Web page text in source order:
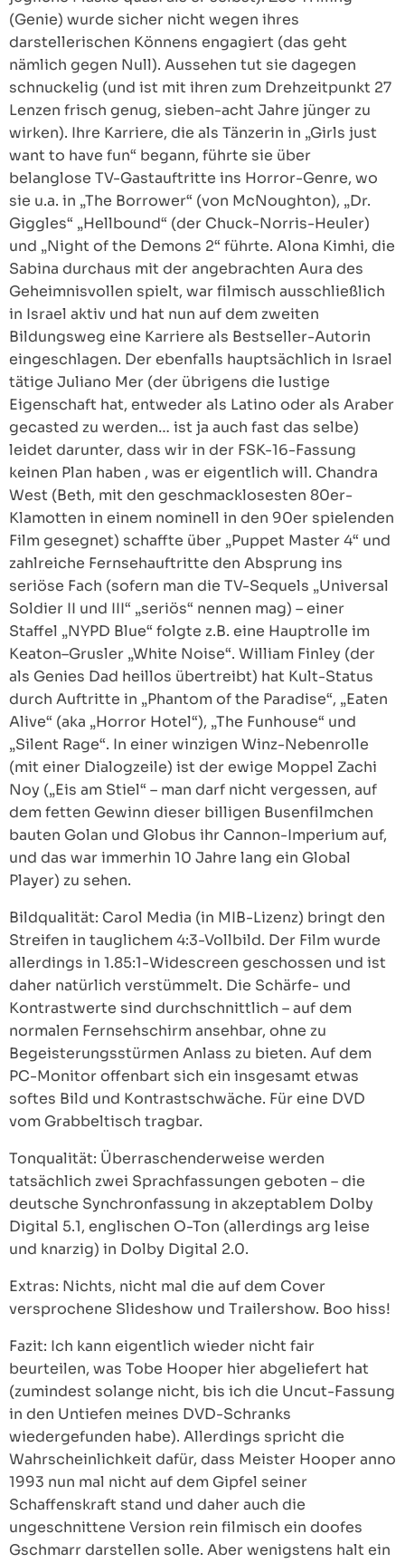
(Genie) wurde sicher nicht wegen ihres
darstellerischen Könnens engagiert (das geht
nämlich gegen Null). Aussehen tut sie dagegen
schnuckelig (und ist mit ihren zum Drehzeitpunkt 27
Lenzen frisch genug, sieben-acht Jahre jünger zu
wirken). Ihre Karriere, die als Tänzerin in „Girls just
want to have fun“ begann, führte sie über
belanglose TV-Gastauftritte ins Horror-Genre, wo
sie u.a. in „The Borrower“ (von McNoughton), „Dr.
Giggles“ „Hellbound“ (der Chuck-Norris-Heuler)
und „Night of the Demons 2“ führte. Alona Kimhi, die
Sabina durchaus mit der angebrachten Aura des
Geheimnisvollen spielt, war filmisch ausschließlich
in Israel aktiv und hat nun auf dem zweiten
Bildungsweg eine Karriere als Bestseller-Autorin
eingeschlagen. Der ebenfalls hauptsächlich in Israel
tätige Juliano Mer (der übrigens die lustige
Eigenschaft hat, entweder als Latino oder als Araber
gecasted zu werden… ist ja auch fast das selbe)
leidet darunter, dass wir in der FSK-16-Fassung
keinen Plan haben , was er eigentlich will. Chandra
West (Beth, mit den geschmacklosesten 80er-
Klamotten in einem nominell in den 90er spielenden
Film gesegnet) schaffte über „Puppet Master 4“ und
zahlreiche Fernsehauftritte den Absprung ins
seriöse Fach (sofern man die TV-Sequels „Universal
Soldier II und III“ „seriös“ nennen mag) – einer
Staffel „NYPD Blue“ folgte z.B. eine Hauptrolle im
Keaton–Grusler „White Noise“. William Finley (der
als Genies Dad heillos übertreibt) hat Kult-Status
durch Auftritte in „Phantom of the Paradise“, „Eaten
Alive“ (aka „Horror Hotel“), „The Funhouse“ und
„Silent Rage“. In einer winzigen Winz-Nebenrolle
(mit einer Dialogzeile) ist der ewige Moppel Zachi
Noy („Eis am Stiel“ – man darf nicht vergessen, auf
dem fetten Gewinn dieser billigen Busenfilmchen
bauten Golan und Globus ihr Cannon-Imperium auf,
und das war immerhin 10 Jahre lang ein Global
Player) zu sehen.
Bildqualität: Carol Media (in MIB-Lizenz) bringt den
Streifen in tauglichem 4:3-Vollbild. Der Film wurde
allerdings in 1.85:1-Widescreen geschossen und ist
daher natürlich verstümmelt. Die Schärfe- und
Kontrastwerte sind durchschnittlich – auf dem
normalen Fernsehschirm ansehbar, ohne zu
Begeisterungsstürmen Anlass zu bieten. Auf dem
PC-Monitor offenbart sich ein insgesamt etwas
softes Bild und Kontrastschwäche. Für eine DVD
vom Grabbeltisch tragbar.
Tonqualität: Überraschenderweise werden
tatsächlich zwei Sprachfassungen geboten – die
deutsche Synchronfassung in akzeptablem Dolby
Digital 5.1, englischen O-Ton (allerdings arg leise
und knarzig) in Dolby Digital 2.0.
Extras: Nichts, nicht mal die auf dem Cover
versprochene Slideshow und Trailershow. Boo hiss!
Fazit: Ich kann eigentlich wieder nicht fair
beurteilen, was Tobe Hooper hier abgeliefert hat
(zumindest solange nicht, bis ich die Uncut-Fassung
in den Untiefen meines DVD-Schranks
wiedergefunden habe). Allerdings spricht die
Wahrscheinlichkeit dafür, dass Meister Hooper anno
1993 nun mal nicht auf dem Gipfel seiner
Schaffenskraft stand und daher auch die
ungeschnittene Version rein filmisch ein doofes
Gschmarr darstellen solle. Aber wenigstens halt ein